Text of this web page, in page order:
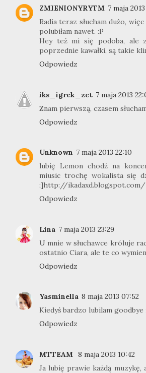
ZMIENIONYRYTM 7 maja
Radia teraz słucham dużo, więc
polubiłam nawet. :P
Hey też mi się podoba, ale
poprzednie kawałki, są takie
Odpowiedz
iks_igrek_zet 7 maja 2013
Znam pierwszą, czasem
Odpowiedz
Unknown 7 maja 2013 22:10
lubię Lemon chodź na
miusic trochę wokalista się
;]http://ikadaxd.blogspot.com/
Odpowiedz
Lina 7 maja 2013 23:29
U mnie w słuchawce króluje
ostatnio Ciara, ale te co
Odpowiedz
Yasminella 8 maja 2013 07:52
Kiedyś bardzo lubilam
Odpowiedz
MTTEAM 8 maja 2013 10:42
Ja lubię prawie każdą